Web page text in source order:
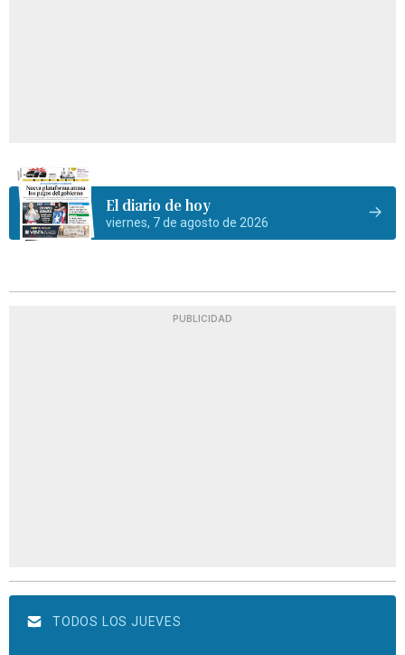
El diario de hoy
viernes, 7 de agosto de 2026
PUBLICIDAD
TODOS LOS JUEVES